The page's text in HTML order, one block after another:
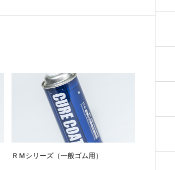
ＲＭシリーズ（一般ゴム用）